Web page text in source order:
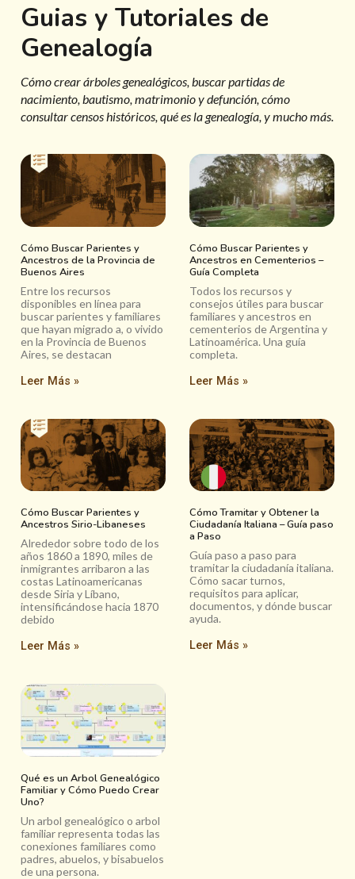
Guias y Tutoriales de
Genealogía
Cómo crear árboles genealógicos, buscar partidas de
nacimiento, bautismo, matrimonio y defunción, cómo
consultar censos históricos, qué es la genealogía, y mucho más.
Cómo Buscar Parientes y
Ancestros de la Provincia de
Buenos Aires
Entre los recursos
disponibles en línea para
buscar parientes y familiares
que hayan migrado a, o vivido
en la Provincia de Buenos
Aires, se destacan
Leer Más »
Cómo Buscar Parientes y
Ancestros en Cementerios –
Guía Completa
Todos los recursos y
consejos útiles para buscar
familiares y ancestros en
cementerios de Argentina y
Latinoamérica. Una guía
completa.
Leer Más »
Cómo Buscar Parientes y
Ancestros Sirio-Libaneses
Alrededor sobre todo de los
años 1860 a 1890, miles de
inmigrantes arribaron a las
costas Latinoamericanas
desde Siria y Líbano,
intensificándose hacia 1870
debido
Leer Más »
Cómo Tramitar y Obtener la
Ciudadanía Italiana – Guía paso
a Paso
Guía paso a paso para
tramitar la ciudadanía italiana.
Cómo sacar turnos,
requisitos para aplicar,
documentos, y dónde buscar
ayuda.
Leer Más »
Qué es un Arbol Genealógico
Familiar y Cómo Puedo Crear
Uno?
Un arbol genealógico o arbol
familiar representa todas las
conexiones familiares como
padres, abuelos, y bisabuelos
de una persona.